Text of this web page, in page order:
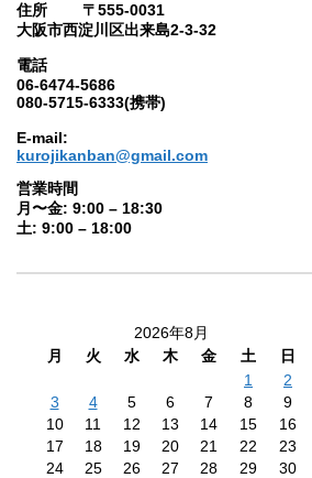
住所 〒555-0031
大阪市西淀川区出来島2-3-32
電話
06-6474-5686
080-5715-6333(携帯)
E-mail:
kurojikanban@gmail.com
営業時間
月〜金: 9:00 – 18:30
土: 9:00 – 18:00
2026年8月
月
火 水 木 金 土
日
1
2
3
4 5 6 7 8
9
10
11 12 13 14 15
16
17
18 19 20 21 22
23
24
25 26 27 28 29
30